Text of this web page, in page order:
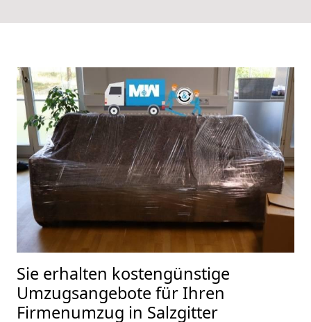
Sie erhalten kostengünstige
Umzugsangebote für Ihren
Firmenumzug in Salzgitter